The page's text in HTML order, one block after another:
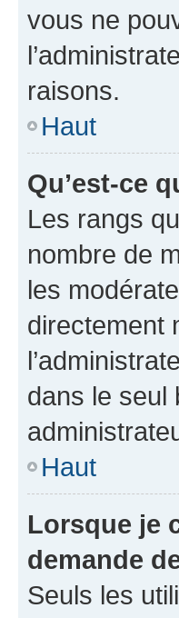
vous ne
raisons.
Haut
Qu’est-ce
Les rangs
nombre de
les
directement
dans le seul
Haut
Lorsque je
demande
Seuls les